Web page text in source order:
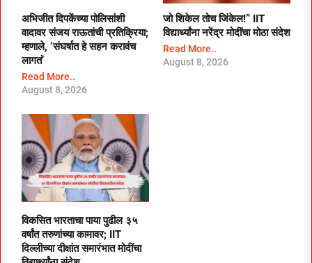
अभिजीत दिपकेंच्या पोलिसांशी
वादावर संजय राऊतांची प्रतिक्रिया;
म्हणाले, ‘संघर्षात हे सहन करावंच
लागतं’
Read More..
August 8, 2026
जो शिकेल तोच जिंकेल!” IIT
विद्यार्थ्यांना नरेंद्र मोदींचा मोठा संदेश
Read More..
August 8, 2026
विकसित भारताचा पाया पुढील ३५
वर्षांत तरुणांच्या कामावर; IIT
दिल्लीच्या दीक्षांत समारंभात मोदींचा